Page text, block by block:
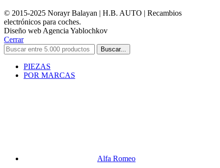
© 2015-2025 Norayr Balayan | H.B. AUTO | Recambios
electrónicos para coches.
Diseño web Agencia Yablochkov
Cerrar
Buscar...
PIEZAS
POR MARCAS
Alfa Romeo